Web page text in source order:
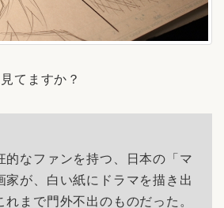
てますか？
的なファンを持つ、日本の「マ
家が、白い紙にドラマを描き出
れまで門外不出のものだった。